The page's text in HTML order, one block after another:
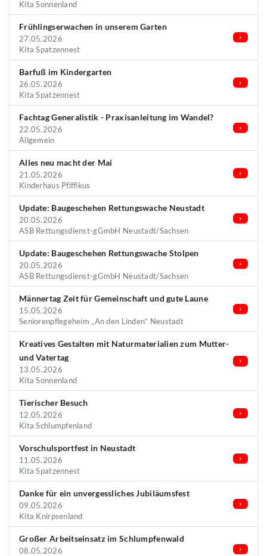
Kita Sonnenland
Frühlingserwachen in unserem Garten
27.05.2026
Kita Spatzennest
Barfuß im Kindergarten
26.05.2026
Kita Spatzennest
Fachtag Generalistik - Praxisanleitung im Wandel?
22.05.2026
Allgemein
Alles neu macht der Mai
21.05.2026
Kinderhaus Pfiffikus
Update: Baugeschehen Rettungswache Neustadt
20.05.2026
ASB Rettungsdienst-gGmbH Neustadt/Sachsen
Update: Baugeschehen Rettungswache Stolpen
20.05.2026
ASB Rettungsdienst-gGmbH Neustadt/Sachsen
Männertag Zeit für Gemeinschaft und gute Laune
15.05.2026
Seniorenpflegeheim „An den Linden“ Neustadt
Kreatives Gestalten mit Naturmaterialien zum Mutter-
und Vatertag
13.05.2026
Kita Sonnenland
Tierischer Besuch
12.05.2026
Kita Schlumpfenland
Vorschulsportfest in Neustadt
11.05.2026
Kita Spatzennest
Danke für ein unvergessliches Jubiläumsfest
09.05.2026
Kita Knirpsenland
Großer Arbeitseinsatz im Schlumpfenwald
08.05.2026